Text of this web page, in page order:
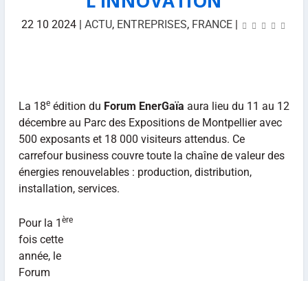
22 10 2024 |ACTU, ENTREPRISES, FRANCE |
La 18eédition du Forum EnerGaïa aura lieu du 11 au 12
décembre au Parc des Expositions de Montpellier avec
500 exposants et 18 000 visiteurs attendus. Ce
carrefour business couvre toute la chaîne de valeur des
énergies renouvelables : production, distribution,
installation, services.
Pour la 1 ère
fois cette
année, le
Forum